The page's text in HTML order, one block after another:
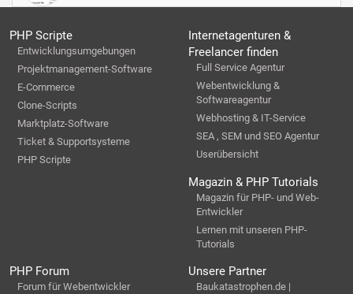
PHP Scripte
Entwicklungsumgebungen
Projektmanagement-Software
E-Commerce
Clone-Scripts
Marktplatz-Software
Ticket & Supportsysteme
PHP Scripte
Internetagenturen &
Freelancer finden
Full Service Agentur
Webentwicklung &
Softwareagentur
Webhosting & IT-Service
SEA , SEM und SEO Agentur
Userübersicht
Magazin & PHP Tutorials
Magazin für PHP- und Web-
Entwickler
Lernen mit unseren PHP-
Tutorials
PHP Forum
Forum für Webentwickler
Unsere Partner
Baukatastrophen.de |